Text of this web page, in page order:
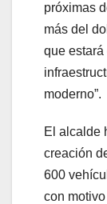
próximas
más del
que
moderno”.
El alcalde
creación
600
con